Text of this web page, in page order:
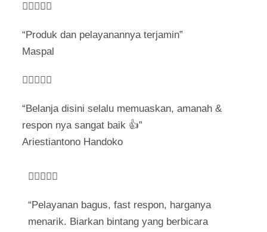

“Produk dan pelayanannya terjamin”
Maspal

“Belanja disini selalu memuaskan, amanah &
respon nya sangat baik 👍”
Ariestiantono Handoko

“Pelayanan bagus, fast respon, harganya
menarik. Biarkan bintang yang berbicara